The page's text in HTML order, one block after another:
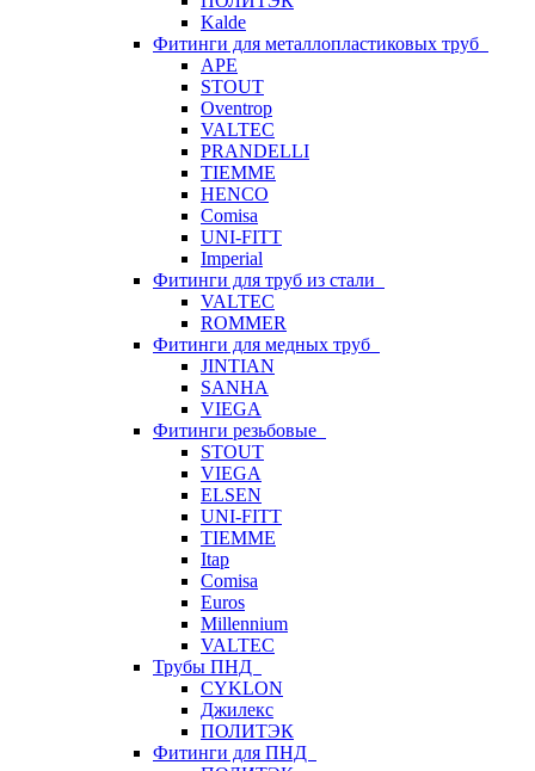
Kalde
Фитинги для металлопластиковых труб
APE
STOUT
Oventrop
VALTEC
PRANDELLI
TIEMME
HENCO
Comisa
UNI-FITT
Imperial
Фитинги для труб из стали
VALTEC
ROMMER
Фитинги для медных труб
JINTIAN
SANHA
VIEGA
Фитинги резьбовые
STOUT
VIEGA
ELSEN
UNI-FITT
TIEMME
Itap
Comisa
Euros
Millennium
VALTEC
Трубы ПНД
CYKLON
Джилекс
ПОЛИТЭК
Фитинги для ПНД